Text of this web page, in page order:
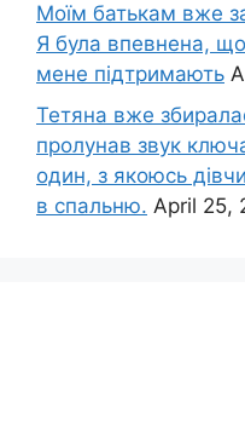
Моїм батькам вже
Я була впевнена,
мене підтримають
Тетяна вже
пролунав звук
один, з якоюсь
в спальню. April 25,